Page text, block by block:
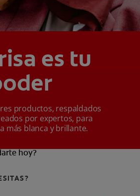
es tu
productos, respaldados
por expertos, para
más blanca y brillante.
hoy?